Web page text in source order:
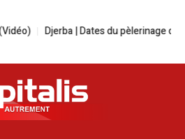
​Djerba | Dates du pèlerinage de la